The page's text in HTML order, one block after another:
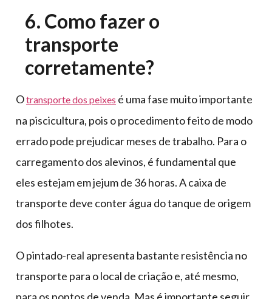
6. Como fazer o
transporte
corretamente?
Otransporte dos peixes é uma fase muito importante
na piscicultura, pois o procedimento feito de modo
errado pode prejudicar meses de trabalho. Para o
carregamento dos alevinos, é fundamental que
eles estejam em jejum de 36 horas. A caixa de
transporte deve conter água do tanque de origem
dos filhotes.
O pintado-real apresenta bastante resistência no
transporte para o local de criação e, até mesmo,